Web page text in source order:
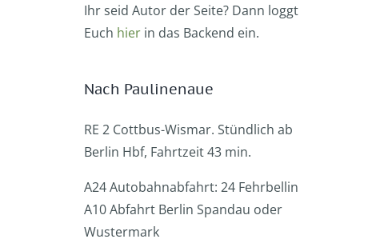
Ihr seid Autor der Seite? Dann loggt
Euch hier in das Backend ein.
Nach Paulinenaue
RE 2 Cottbus-Wismar. Stündlich ab
Berlin Hbf, Fahrtzeit 43 min.
A24 Autobahnabfahrt: 24 Fehrbellin
A10 Abfahrt Berlin Spandau oder
Wustermark